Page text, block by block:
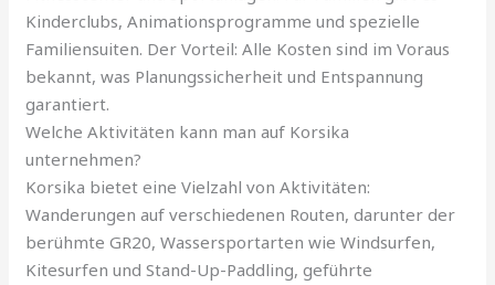
Kinderclubs, Animationsprogramme und spezielle
Familiensuiten. Der Vorteil: Alle Kosten sind im Voraus
bekannt, was Planungssicherheit und Entspannung
garantiert.
Welche Aktivitäten kann man auf Korsika
unternehmen?
Korsika bietet eine Vielzahl von Aktivitäten:
Wanderungen auf verschiedenen Routen, darunter der
berühmte GR20, Wassersportarten wie Windsurfen,
Kitesurfen und Stand-Up-Paddling, geführte